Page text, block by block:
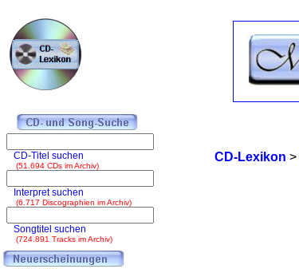
CD-Lexikon >
CD-Titel suchen
(51.694 CDs im Archiv)
Interpret suchen
(6.717 Discographien im Archiv)
Songtitel suchen
(724.891 Tracks im Archiv)